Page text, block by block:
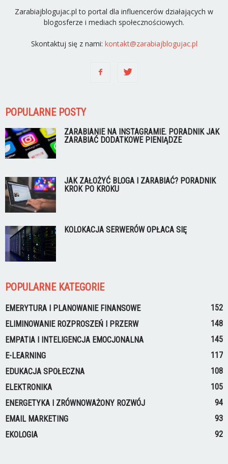
Zarabiajblogujac.pl to portal dla influencerów działających w
blogosferze i mediach społecznościowych.
Skontaktuj się z nami: kontakt@zarabiajblogujac.pl
POPULARNE POSTY
ZARABIANIE NA INSTAGRAMIE. PORADNIK JAK
ZARABIAĆ DODATKOWE PIENIĄDZE
JAK ZAŁOŻYĆ BLOGA I ZARABIAĆ? PORADNIK
KROK PO KROKU
KOLOKACJA SERWERÓW OPŁACA SIĘ
POPULARNE KATEGORIE
EMERYTURA I PLANOWANIE FINANSOWE
152
ELIMINOWANIE ROZPROSZEŃ I PRZERW
148
EMPATIA I INTELIGENCJA EMOCJONALNA
145
E-LEARNING
117
EDUKACJA SPOŁECZNA
108
ELEKTRONIKA
105
ENERGETYKA I ZRÓWNOWAŻONY ROZWÓJ
94
EMAIL MARKETING
93
EKOLOGIA
92